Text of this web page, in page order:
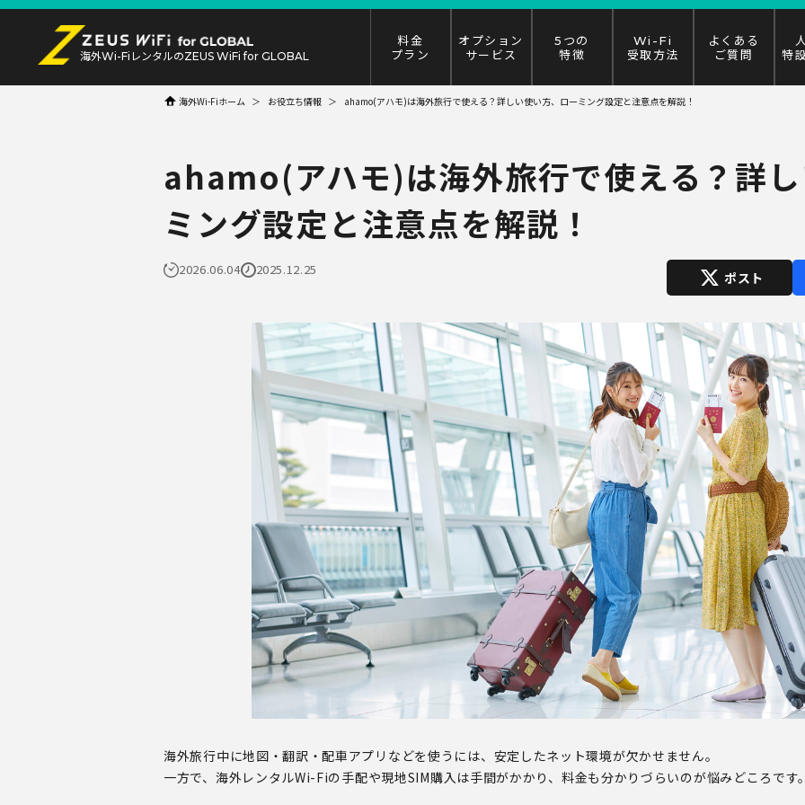
海外Wi-FiレンタルのZEUS WiFi for GLOBAL
料金
プラン
オプション
サービス
5つの
特徴
Wi-Fi
受取方法
よくある
ご質問
特
海外Wi-Fiホーム お役立ち情報 ahamo(アハモ)は海外旅行で使える？詳しい使い方、ローミング設定と注意点を解説！
ahamo(アハモ)は海外旅行で使える？詳
ミング設定と注意点を解説！
2026.06.04 2025.12.25
X
海外旅行中に地図・翻訳・配車アプリなどを使うには、安定したネット環境が欠かせません。
一方で、海外レンタルWi-Fiの手配や現地SIM購入は手間がかかり、料金も分かりづらいのが悩みどころです